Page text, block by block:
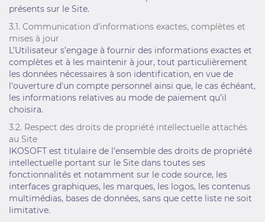
présents sur le Site.
3.1. Communication d’informations exactes, complètes et
mises à jour
L’Utilisateur s’engage à fournir des informations exactes et
complètes et à les maintenir à jour, tout particulièrement
les données nécessaires à son identification, en vue de
l'ouverture d'un compte personnel ainsi que, le cas échéant,
les informations relatives au mode de paiement qu’il
choisira.
3.2. Respect des droits de propriété intellectuelle attachés
au Site
IKOSOFT est titulaire de l’ensemble des droits de propriété
intellectuelle portant sur le Site dans toutes ses
fonctionnalités et notamment sur le code source, les
interfaces graphiques, les marques, les logos, les contenus
multimédias, bases de données, sans que cette liste ne soit
limitative.